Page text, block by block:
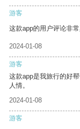
游客
这款app的用户评论非
2024-01-08
游客
这款app是我旅行的好
人情。
2024-01-08
游客